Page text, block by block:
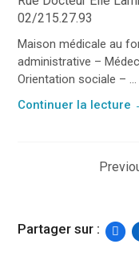
02/215.27.93
Maison médicale au
administrative –
Orientation sociale – ...
Continuer la lecture
Partager sur :